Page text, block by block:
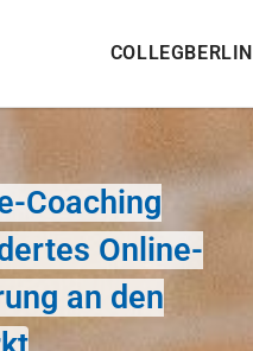
COLLEGBERLIN
Coaching
Online-
an den